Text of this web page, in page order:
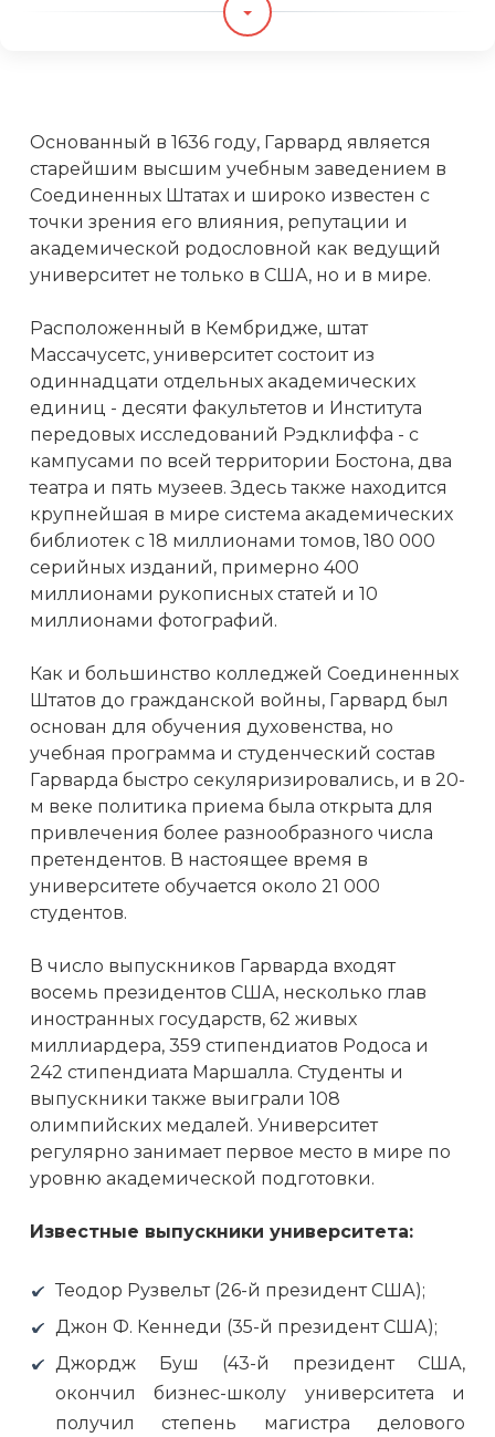
Основанный в 1636 году, Гарвард является
старейшим высшим учебным заведением в
Соединенных Штатах и широко известен с
точки зрения его влияния, репутации и
академической родословной как ведущий
университет не только в США, но и в мире.
Расположенный в Кембридже, штат
Массачусетс, университет состоит из
одиннадцати отдельных академических
единиц - десяти факультетов и Института
передовых исследований Рэдклиффа - с
кампусами по всей территории Бостона, два
театра и пять музеев. Здесь также находится
крупнейшая в мире система академических
библиотек с 18 миллионами томов, 180 000
серийных изданий, примерно 400
миллионами рукописных статей и 10
миллионами фотографий.
Как и большинство колледжей Соединенных
Штатов до гражданской войны, Гарвард был
основан для обучения духовенства, но
учебная программа и студенческий состав
Гарварда быстро секуляризировались, и в 20-
м веке политика приема была открыта для
привлечения более разнообразного числа
претендентов. В настоящее время в
университете обучается около 21 000
студентов.
В число выпускников Гарварда входят
восемь президентов США, несколько глав
иностранных государств, 62 живых
миллиардера, 359 стипендиатов Родоса и
242 стипендиата Маршалла. Студенты и
выпускники также выиграли 108
олимпийских медалей. Университет
регулярно занимает первое место в мире по
уровню академической подготовки.
Известные выпускники университета:
Теодор Рузвельт (26-й президент США);
Джон Ф. Кеннеди (35-й президент США);
Джордж Буш (43-й президент США,
окончил бизнес-школу университета и
получил степень магистра делового